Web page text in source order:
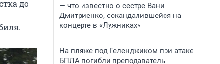
до
— что известно о сестре Вани
Дмитриенко, оскандалившейся на
концерте в «Лужниках»
На пляже под Геленджиком при атаке
БПЛА погибли преподаватель